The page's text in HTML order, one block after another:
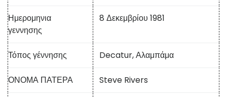
Ημερομηνια
γεννησης
8 Δεκεμβρίου 1981
Τόπος γέννησης Decatur, Αλαμπάμα
ΟΝΟΜΑ ΠΑΤΕΡΑ Steve Rivers